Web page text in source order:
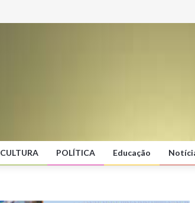
CULTURA POLÍTICA Educação